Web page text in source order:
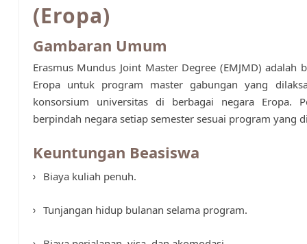
(Eropa)
Gambaran Umum
Erasmus Mundus Joint Master Degree (EMJMD) adalah
Eropa untuk program master gabungan yang
konsorsium universitas di berbagai negara Eropa.
berpindah negara setiap semester sesuai program yang
Keuntungan Beasiswa
Biaya kuliah penuh.
Tunjangan hidup bulanan selama program.